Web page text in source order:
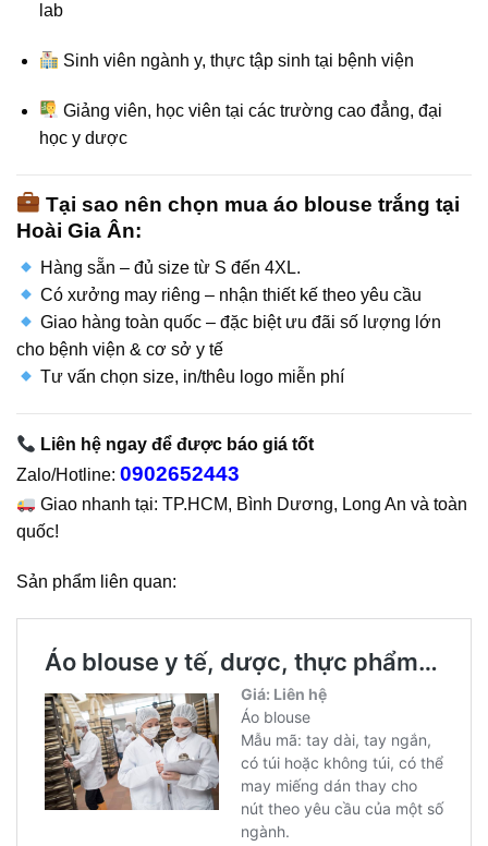
lab
Sinh viên ngành y, thực tập sinh tại bệnh viện
Giảng viên, học viên tại các trường cao đẳng, đại
học y dược
Tại sao nên chọn mua áo blouse trắng tại
Hoài Gia Ân:
Hàng sẵn – đủ size từ S đến 4XL.
Có xưởng may riêng – nhận thiết kế theo yêu cầu
Giao hàng toàn quốc – đặc biệt ưu đãi số lượng lớn
cho bệnh viện & cơ sở y tế
Tư vấn chọn size, in/thêu logo miễn phí
Liên hệ ngay để được báo giá tốt
Zalo/Hotline: 0902652443
Giao nhanh tại: TP.HCM, Bình Dương, Long An và toàn
quốc!
Sản phẩm liên quan: